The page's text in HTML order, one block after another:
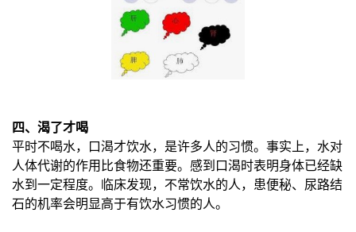
四、渴了才喝
平时不喝水，口渴才饮水，是许多人的习惯。事实上，水对
人体代谢的作用比食物还重要。感到口渴时表明身体已经缺
水到一定程度。临床发现，不常饮水的人，患便秘、尿路结
石的机率会明显高于有饮水习惯的人。